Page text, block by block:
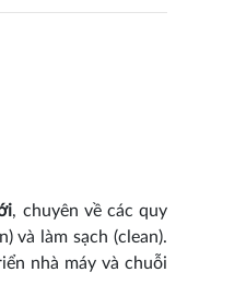
, chuyên về các quy
và làm sạch (clean).
nhà máy và chuỗi